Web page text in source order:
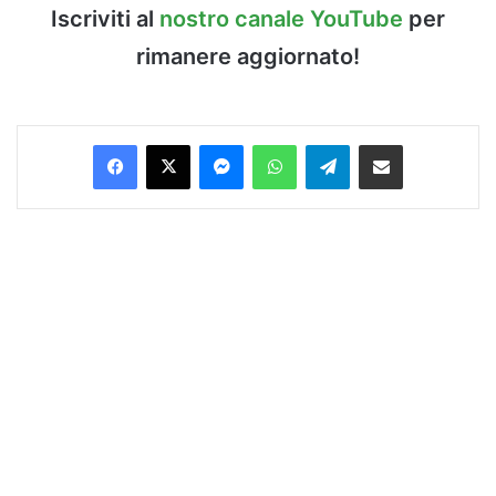
Iscriviti al nostro canale YouTube per
rimanere aggiornato!
Facebook
X MessengerWhatsAppTelegramCondividi via Email